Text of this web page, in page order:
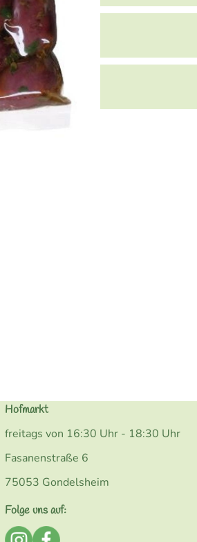
Hofmarkt
freitags von 16:30 Uhr - 18:30 Uhr
Fasanenstraße 6
75053 Gondelsheim
Folge uns auf:
Externer Link zu https://
Externer Link zu https://